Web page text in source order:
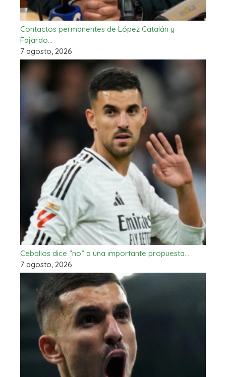
Contactos permanentes de López Catalán y
Fajardo…
7 agosto, 2026
Ceballos dice “no” a una importante propuesta…
7 agosto, 2026